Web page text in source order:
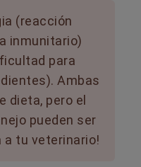
(reacción
inmunitario)
para
Ambas
dieta, pero el
pueden ser
a tu veterinario!